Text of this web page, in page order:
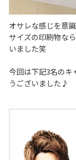
オサレな感じを意
サイズの印刷物な
いました笑
今回は下記3名のキ
うございました♪